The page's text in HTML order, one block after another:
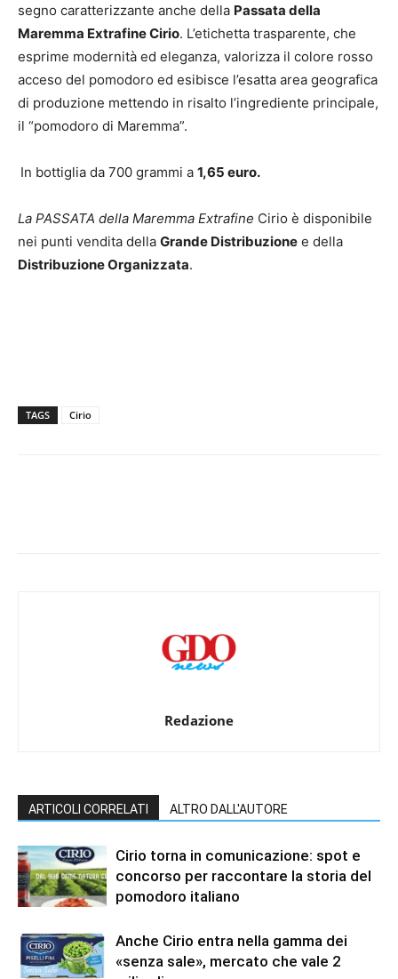
segno caratterizzante anche della Passata della
Maremma Extrafine Cirio. L’etichetta trasparente, che
esprime modernità ed eleganza, valorizza il colore rosso
acceso del pomodoro ed esibisce l’esatta area geografica
di produzione mettendo in risalto l’ingrediente principale,
il “pomodoro di Maremma”.
In bottiglia da 700 grammi a 1,65 euro.
La PASSATA della Maremma Extrafine Cirio è disponibile
nei punti vendita della Grande Distribuzione e della
Distribuzione Organizzata.
TAGS Cirio
Redazione
ARTICOLI CORRELATI ALTRO DALL'AUTORE
Cirio torna in comunicazione: spot e
concorso per raccontare la storia del
pomodoro italiano
Anche Cirio entra nella gamma dei
«senza sale», mercato che vale 2